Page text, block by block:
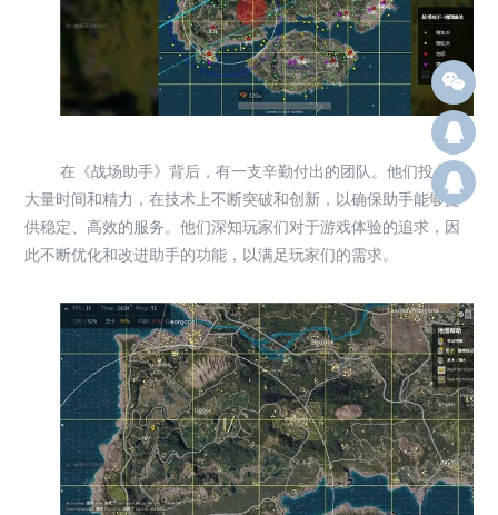
在《战场助手》背后，有一支辛勤付出的团队。他们投入了
大量时间和精力，在技术上不断突破和创新，以确保助手能够提
供稳定、高效的服务。他们深知玩家们对于游戏体验的追求，因
此不断优化和改进助手的功能，以满足玩家们的需求。
群